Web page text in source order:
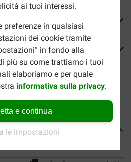
ai tuoi interessi.
preferenze in qualsiasi
dei cookie tramite
in fondo alla
più su come trattiamo i tuoi
elaboriamo e per quale
informativa sulla privacy.
e continua
le impostazioni
BF Petfood Senior Ageing &...